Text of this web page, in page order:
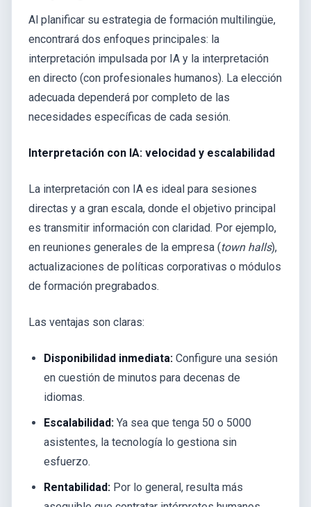
Al planificar su estrategia de formación multilingüe,
encontrará dos enfoques principales: la
interpretación impulsada por IA y la interpretación
en directo (con profesionales humanos). La elección
adecuada dependerá por completo de las
necesidades específicas de cada sesión.
Interpretación con IA: velocidad y escalabilidad
La interpretación con IA es ideal para sesiones
directas y a gran escala, donde el objetivo principal
es transmitir información con claridad. Por ejemplo,
en reuniones generales de la empresa (town halls),
actualizaciones de políticas corporativas o módulos
de formación pregrabados.
Las ventajas son claras:
Disponibilidad inmediata: Configure una sesión
en cuestión de minutos para decenas de
idiomas.
Escalabilidad: Ya sea que tenga 50 o 5000
asistentes, la tecnología lo gestiona sin
esfuerzo.
Rentabilidad: Por lo general, resulta más